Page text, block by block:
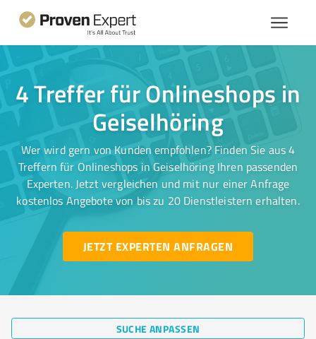
4 Treffer für Onlineshops in
Geiselhöring
Wer wird gern von Kunden empfohlen? Finden Sie aus 4
Treffern für Onlineshops in Geiselhöring Ihren passenden
Experten. Jetzt vergleichen und mit nur einer Anfrage
kostenlos Angebote von bis zu 20 Dienstleistern erhalten.
JETZT EXPERTEN ANFRAGEN
SUCHE ANPASSEN